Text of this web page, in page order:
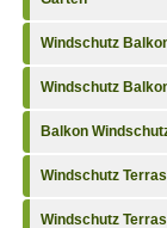
Windschutz
Windschutz
Balkon
Windschutz
Windschutz